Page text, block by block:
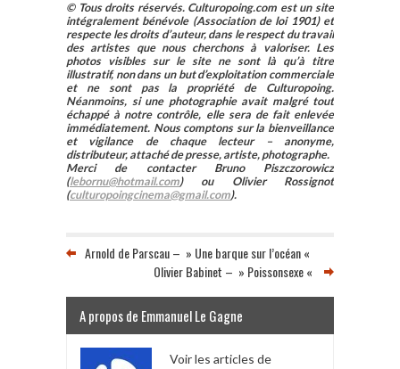
© Tous droits réservés. Culturopoing.com est un site
intégralement bénévole (Association de loi 1901) et
respecte les droits d’auteur, dans le respect du travail
des artistes que nous cherchons à valoriser. Les
photos visibles sur le site ne sont là qu’à titre
illustratif, non dans un but d’exploitation commerciale
et ne sont pas la propriété de Culturopoing.
Néanmoins, si une photographie avait malgré tout
échappé à notre contrôle, elle sera de fait enlevée
immédiatement. Nous comptons sur la bienveillance
et vigilance de chaque lecteur – anonyme,
distributeur, attaché de presse, artiste, photographe.
Merci de contacter Bruno Piszczorowicz
(lebornu@hotmail.com) ou Olivier Rossignot
(culturopoingcinema@gmail.com).
Arnold de Parscau – » Une barque sur l’océan «
Olivier Babinet – » Poissonsexe «
A propos de Emmanuel Le Gagne
Voir les articles de